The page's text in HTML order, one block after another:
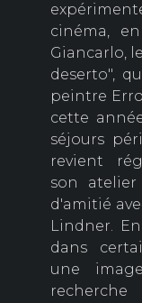
cinéma,
Giancarlo,
deserto",
peintre
cette
séjours
revient
son
d'amitié
Lindner.
dans
une